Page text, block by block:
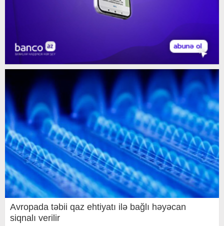
Avropada təbii qaz ehtiyatı ilə bağlı həyəcan
siqnalı verilir